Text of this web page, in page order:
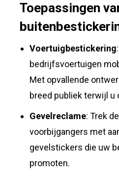
Toepassingen
Voertuigbestickering
bedrijfsvoertuigen
Met opvallende
breed publiek terwijl u
Gevelreclame: Trek
voorbijgangers met
gevelstickers die uw
promoten.